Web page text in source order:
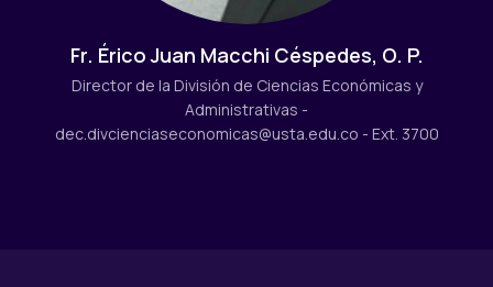
Fr. Érico Juan Macchi Céspedes, O. P.
Director de la División de Ciencias Económicas y
Administrativas -
dec.divcienciaseconomicas@usta.edu.co - Ext. 3700